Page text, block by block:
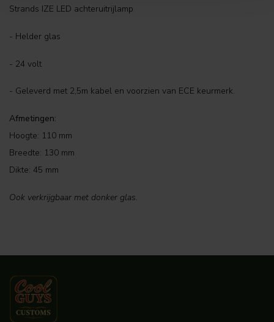
Strands IZE LED achteruitrijlamp
- Helder glas
- 24 volt
- Geleverd met 2,5m kabel en voorzien van ECE keurmerk.
Afmetingen:
Hoogte: 110 mm
Breedte: 130 mm
Dikte: 45 mm
Ook verkrijgbaar met donker glas.